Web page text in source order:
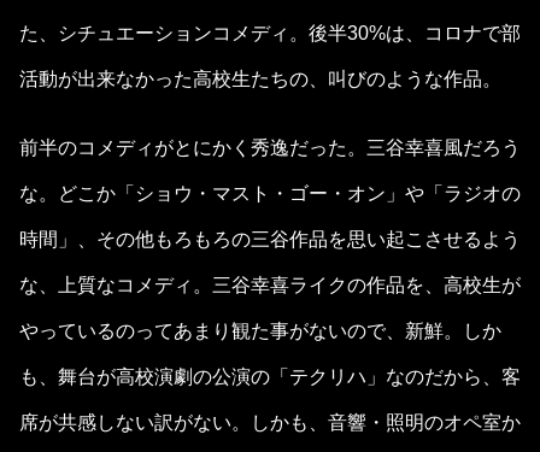
た、シチュエーションコメディ。後半30%は、コロナで部
活動が出来なかった高校生たちの、叫びのような作品。
前半のコメディがとにかく秀逸だった。三谷幸喜風だろう
な。どこか「ショウ・マスト・ゴー・オン」や「ラジオの
時間」、その他もろもろの三谷作品を思い起こさせるよう
な、上質なコメディ。三谷幸喜ライクの作品を、高校生が
やっているのってあまり観た事がないので、新鮮。しか
も、舞台が高校演劇の公演の「テクリハ」なのだから、客
席が共感しない訳がない。しかも、音響・照明のオペ室か